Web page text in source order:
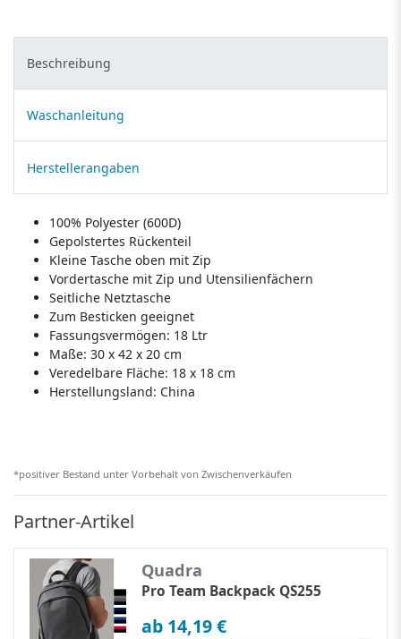
Beschreibung
Waschanleitung
Herstellerangaben
100% Polyester (600D)
Gepolstertes Rückenteil
Kleine Tasche oben mit Zip
Vordertasche mit Zip und Utensilienfächern
Seitliche Netztasche
Zum Besticken geeignet
Fassungsvermögen: 18 Ltr
Maße: 30 x 42 x 20 cm
Veredelbare Fläche: 18 x 18 cm
Herstellungsland: China
*positiver Bestand unter Vorbehalt von Zwischenverkäufen
Partner-Artikel
Quadra
Pro Team Backpack QS255
ab 14,19 €